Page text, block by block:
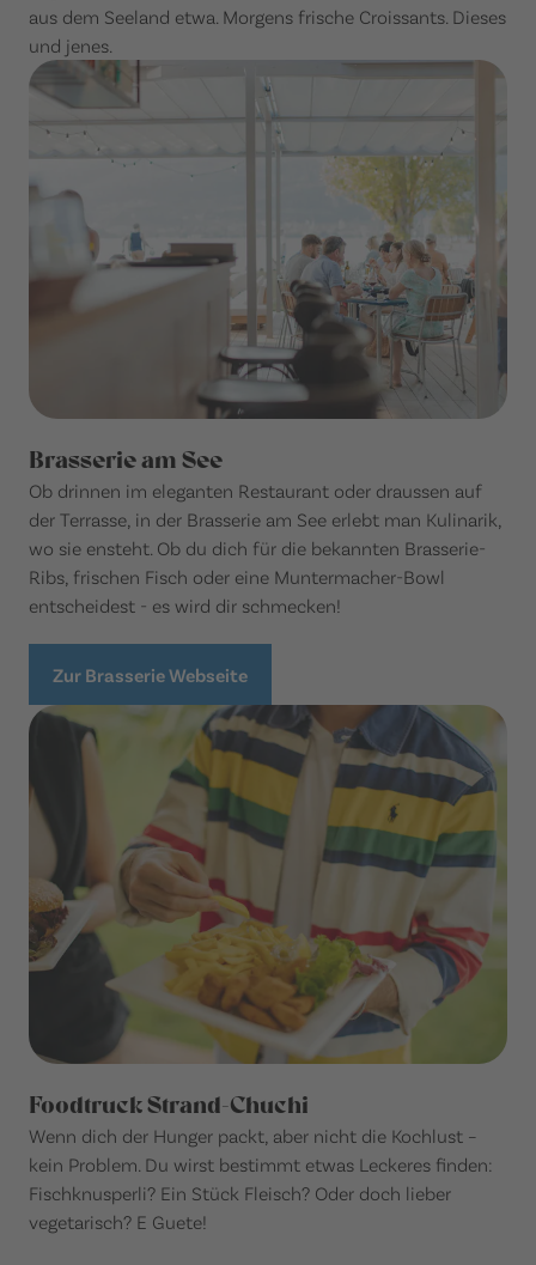
aus dem Seeland etwa. Morgens frische Croissants. Dieses
und jenes.
Brasserie am See
Ob drinnen im eleganten Restaurant oder draussen auf
der Terrasse, in der Brasserie am See erlebt man Kulinarik,
wo sie ensteht. Ob du dich für die bekannten Brasserie-
Ribs, frischen Fisch oder eine Muntermacher-Bowl
entscheidest - es wird dir schmecken!
Zur Brasserie Webseite
Foodtruck Strand-Chuchi
Wenn dich der Hunger packt, aber nicht die Kochlust –
kein Problem. Du wirst bestimmt etwas Leckeres finden:
Fischknusperli? Ein Stück Fleisch? Oder doch lieber
vegetarisch? E Guete!